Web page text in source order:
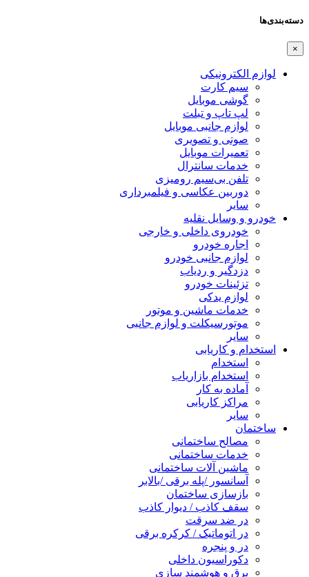
دسته‌بندی‌ها
×
لوازم الکترونیکی
سیم کارت
گوشی موبایل
لپ تاپ و تبلت
لوازم جانبی موبایل
صوتی و تصویری
تعمیرات موبایل
خدمات سانترال
تلفن بی‌سیم رومیزی
دوربین عکاسی و فیلمبرداری
سایر
خودرو و وسایل نقلیه
خودروی داخلی و خارجی
اجاره خودرو
لوازم جانبی خودرو
دزدگیر و ردیاب
تزئینات خودرو
لوازم یدکی
خدمات ماشین و موتور
موتورسیکلت و لوازم جانبی
سایر
استخدام و کاریابی
استخدام
استخدام بازاریاب
آماده به کار
مراکز کاریابی
سایر
ساختمان
مصالح ساختمانی
خدمات ساختمانی
ماشین آلات ساختمانی
آسانسور /پله برقی /بالابر
بازسازی ساختمان
سقف کاذب / دیوار کاذب
در ضد سرقت
در اتوماتیک / کرکره برقی
در و پنجره
دکوراسیون داخلی
برق و هوشمند سازی